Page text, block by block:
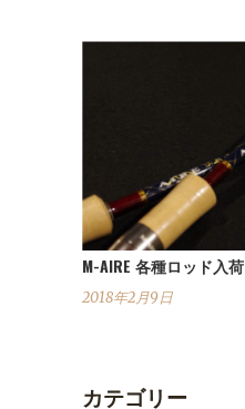
M-AIRE 各種ロッド入荷
2018年2月9日
カテゴリー